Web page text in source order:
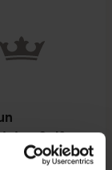
Self-
Mousse